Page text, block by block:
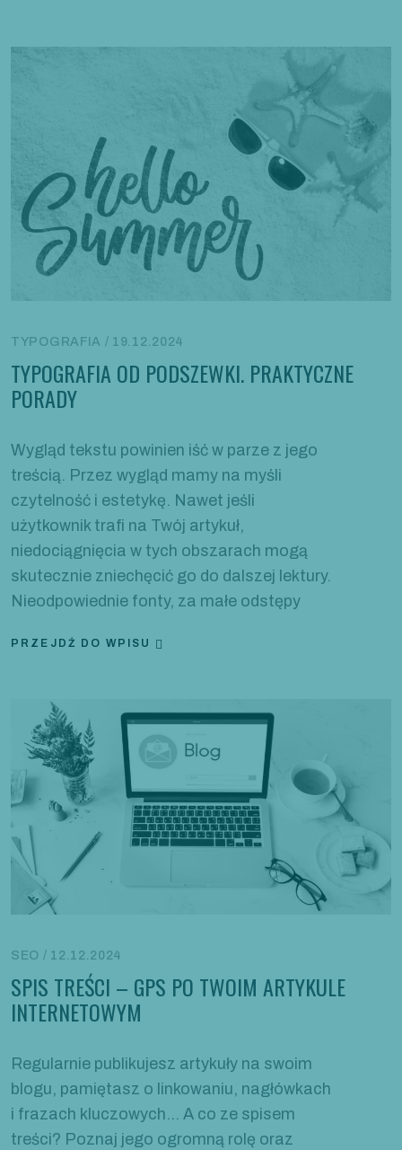
TYPOGRAFIA / 19.12.2024
TYPOGRAFIA OD PODSZEWKI. PRAKTYCZNE
PORADY
Wygląd tekstu powinien iść w parze z jego
treścią. Przez wygląd mamy na myśli
czytelność i estetykę. Nawet jeśli
użytkownik trafi na Twój artykuł,
niedociągnięcia w tych obszarach mogą
skutecznie zniechęcić go do dalszej lektury.
Nieodpowiednie fonty, za małe odstępy
PRZEJDŹ DO WPISU
SEO / 12.12.2024
SPIS TREŚCI – GPS PO TWOIM ARTYKULE
INTERNETOWYM
Regularnie publikujesz artykuły na swoim
blogu, pamiętasz o linkowaniu, nagłówkach
i frazach kluczowych… A co ze spisem
treści? Poznaj jego ogromną rolę oraz